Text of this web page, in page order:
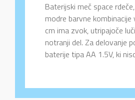
Baterijski meč space
modre barvne
cm ima zvok, utripajoče
notranji del. Za delovanje
baterije tipa AA 1.5V, ki